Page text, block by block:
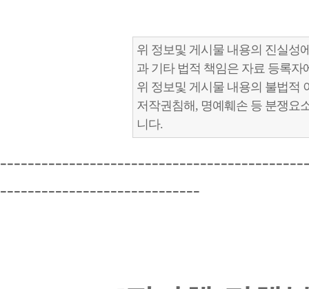
위 정보및 게시물 내용의 진실성
과 기타 법적 책임은 자료 등록자
위 정보및 게시물 내용의 불법적
저작권침해, 명예훼손 등 분쟁요
니다.
-----------------------------